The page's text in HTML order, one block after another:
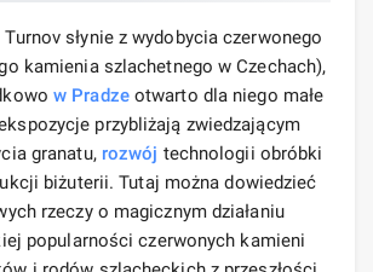
słynie z wydobycia czerwonego
kamienia szlachetnego w Czechach),
w Pradzeotwarto dla niego małe
przybliżają zwiedzającym
granatu, rozwój technologii obróbki
biżuterii. Tutaj można dowiedzieć
rzeczy o magicznym działaniu
popularności czerwonych kamieni